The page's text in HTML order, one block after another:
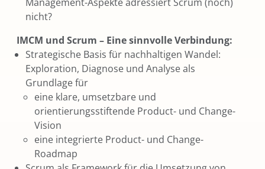
nicht?
IMCM und Scrum – Eine sinnvolle Verbindung:
Strategische Basis für nachhaltigen Wandel:
Exploration, Diagnose und Analyse als
Grundlage für
eine klare, umsetzbare und
orientierungsstiftende Product- und Change-
Vision
eine integrierte Product- und Change-
Roadmap